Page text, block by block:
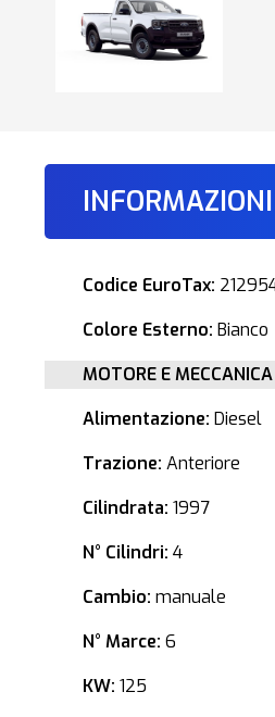
Codice EuroTax:
Colore Esterno: Bianco
MOTORE E MECCANICA
Alimentazione: Diesel
Trazione: Anteriore
Cilindrata: 1997
N° Cilindri: 4
Cambio: manuale
N° Marce: 6
KW: 125